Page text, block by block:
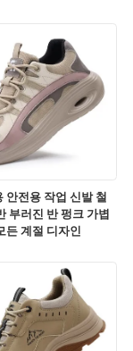
안전용 작업 신발 철
부러진 반 펑크 가볍
든 계절 디자인